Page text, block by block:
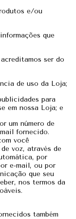
e/ou
que
ser do
de uso da Loja;
para
em nossa Loja; e
um número de
fornecido.
você
voz, através de
por
e-mail, ou por
que seu
nos termos da
também